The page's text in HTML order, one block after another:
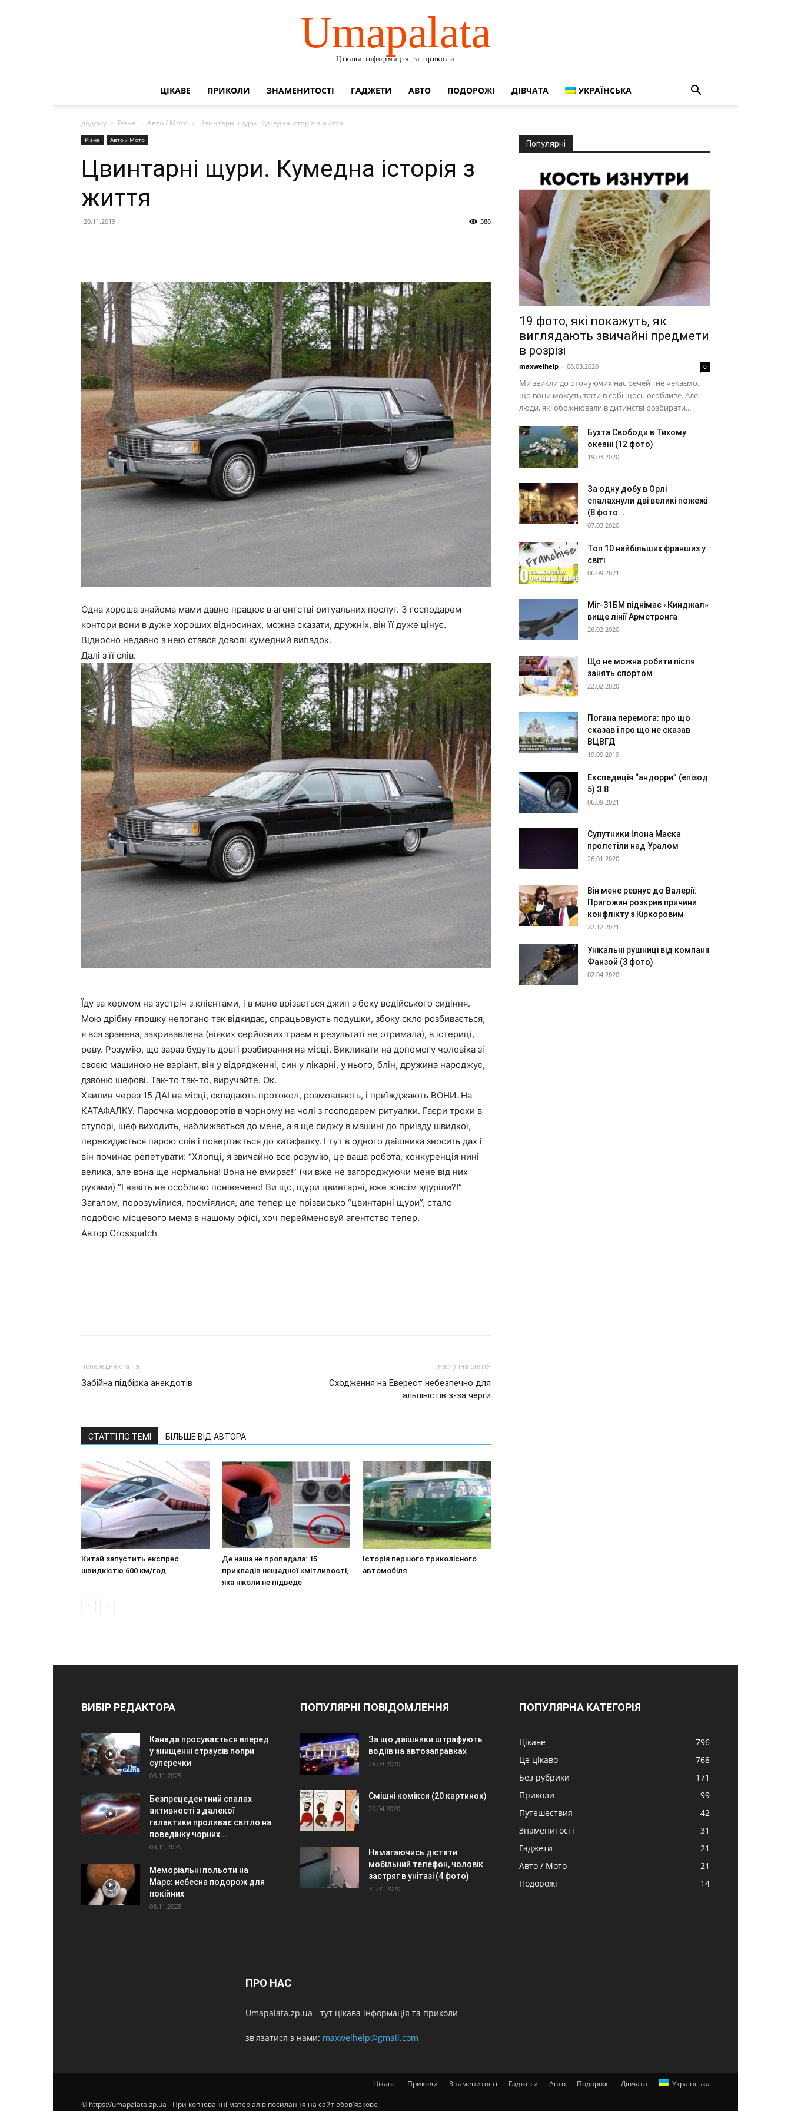
Umapalata
Цікава інформація та приколи
ЦІКАВЕ ПРИКОЛИ ЗНАМЕНИТОСТІ ГАДЖЕТИ АВТО ПОДОРОЖІ ДІВЧАТА УКРАЇНСЬКА
додому Різне Авто / Мото Цвинтарні щури. Кумедна історія з життя
Різне Авто / Мото
Цвинтарні щури. Кумедна історія з
життя
20.11.2019 388
Одна хороша знайома мами давно працює в агентстві ритуальних послуг. З господарем
контори вони в дуже хороших відносинах, можна сказати, дружніх, він її дуже цінує.
Відносно недавно з нею стався доволі кумедний випадок.
Далі з її слів.
Їду за кермом на зустріч з клієнтами, і в мене врізається джип з боку водійського сидіння.
Мою дрібну япошку непогано так відкидає, спрацьовують подушки, збоку скло розбивається,
я вся зранена, закривавлена (ніяких серйозних травм в результаті не отримала), в істериці,
реву. Розумію, що зараз будуть довгі розбирання на місці. Викликати на допомогу чоловіка зі
своєю машиною не варіант, він у відрядженні, син у лікарні, у нього, блін, дружина народжує,
дзвоню шефові. Так-то так-то, виручайте. Ок.
Хвилин через 15 ДАІ на місці, складають протокол, розмовляють, і приїжджають ВОНИ. На
КАТАФАЛКУ. Парочка мордоворотів в чорному на чолі з господарем ритуалки. Гаєри трохи в
ступорі, шеф виходить, наближається до мене, а я ще сиджу в машині до приїзду швидкої,
перекидається парою слів і повертається до катафалку. І тут в одного даішника зносить дах і
він починає репетувати: “Хлопці, я звичайно все розумію, це ваша робота, конкуренція нині
велика, але вона ще нормальна! Вона не вмирає!” (чи вже не загороджуючи мене від них
руками) “І навіть не особливо понівечено! Ви що, щури цвинтарні, вже зовсім здуріли?!”
Загалом, порозумілися, посміялися, але тепер це прізвисько “цвинтарні щури”, стало
подобою місцевого мема в нашому офісі, хоч перейменовуй агентство тепер.
Автор Crosspatch
попередня стаття
Забійна підбірка анекдотів
наступна стаття
Сходження на Еверест небезпечно для
альпіністів з-за черги
СТАТТІ ПО ТЕМІ БІЛЬШЕ ВІД АВТОРА
Китай запустить експрес
швидкістю 600 км/год
Де наша не пропадала: 15
прикладів нещадної кмітливості,
яка ніколи не підведе
Історія першого триколісного
автомобіля
Популярні
19 фото, які покажуть, як
виглядають звичайні предмети
в розрізі
maxwelhelp - 08.03.2020 0
Ми звикли до оточуючих нас речей і не чекаємо,
що вони можуть таїти в собі щось особливе. Але
люди, які обожнювали в дитинстві розбирати...
Бухта Свободи в Тихому
океані (12 фото)
19.03.2020
За одну добу в Орлі
спалахнули дві великі пожежі
(8 фото...
07.03.2020
Топ 10 найбільших франшиз у
світі
06.09.2021
Міг-31БМ піднімає «Кинджал»
вище лінії Армстронга
26.02.2020
Що не можна робити після
занять спортом
22.02.2020
Погана перемога: про що
сказав і про що не сказав
ВЦВГД
19.09.2019
Експедиція “андорри” (епізод
5) 3.8
06.09.2021
Супутники Ілона Маска
пролетіли над Уралом
26.01.2020
Він мене ревнує до Валерії:
Пригожин розкрив причини
конфлікту з Кіркоровим
22.12.2021
Унікальні рушниці від компанії
Фанзой (3 фото)
02.04.2020
ВИБІР РЕДАКТОРА
Канада просувається вперед
у знищенні страусів попри
суперечки
08.11.2025
Безпрецедентний спалах
активності з далекої
галактики проливає світло на
поведінку чорних...
08.11.2025
Меморіальні польоти на
Марс: небесна подорож для
покійних
08.11.2025
ПОПУЛЯРНІ ПОВІДОМЛЕННЯ
За що даішники штрафують
водіїв на автозаправках
29.03.2020
Смішні комікси (20 картинок)
20.04.2020
Намагаючись дістати
мобільний телефон, чоловік
застряг в унітазі (4 фото)
31.01.2020
ПОПУЛЯРНА КАТЕГОРІЯ
Цікаве
796
Це цікаво
768
Без рубрики
171
Приколи
99
Путешествия
42
Знаменитості
31
Гаджети
21
Авто / Мото
21
Подорожі
14
ПРО НАС
Umapalata.zp.ua - тут цікава інформація та приколи
зв'язатися з нами: maxwelhelp@gmail.com
Цікаве Приколи Знаменитості Гаджети Авто Подорожі Дівчата Українська
© https://umapalata.zp.ua - При копіюванні матеріалів посилання на сайт обов'язкове